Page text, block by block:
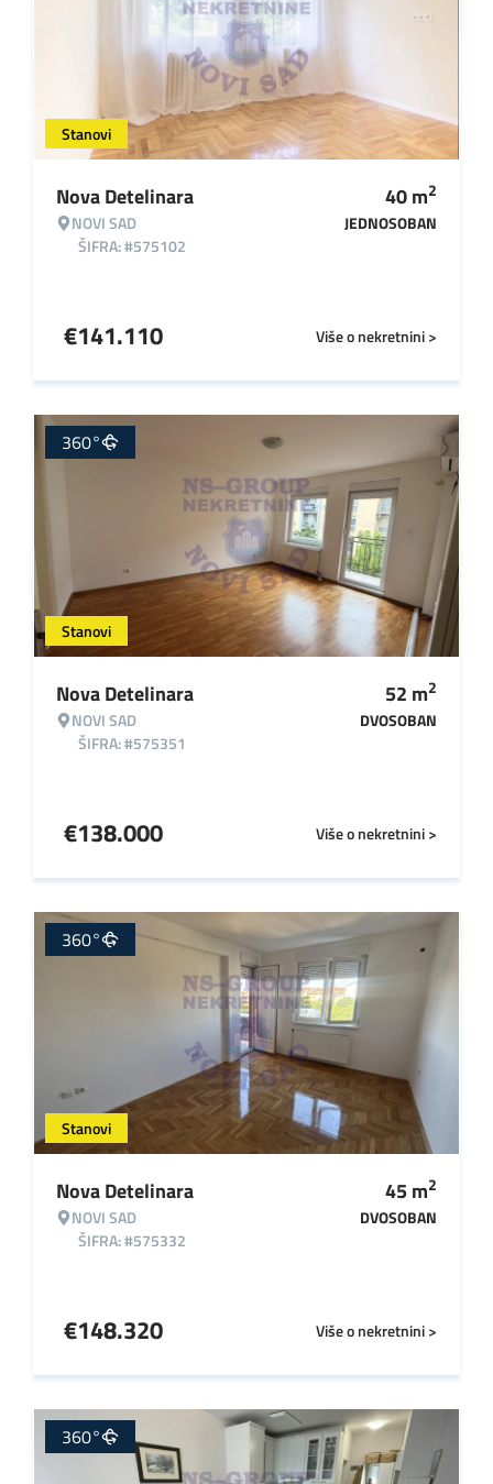
Stanovi
Nova Detelinara
NOVI SAD
ŠIFRA: #575102
40m2
JEDNOSOBAN
Više o nekretnini >
€141.110
Stanovi
360°
Nova Detelinara
NOVI SAD
ŠIFRA: #575351
52 m2
DVOSOBAN
Više o nekretnini >
€138.000
Stanovi
360°
Nova Detelinara
NOVI SAD
ŠIFRA: #575332
45m2
DVOSOBAN
Više o nekretnini >
€148.320
360°